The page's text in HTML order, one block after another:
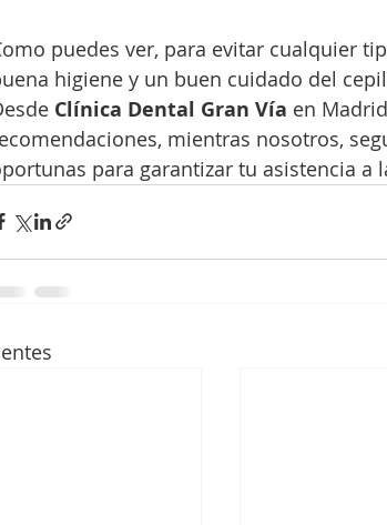
puedes ver, para evitar cualquier
higiene y un buen cuidado del
Clínica Dental Gran Vía en
mientras nosotros,
para garantizar tu asistencia a